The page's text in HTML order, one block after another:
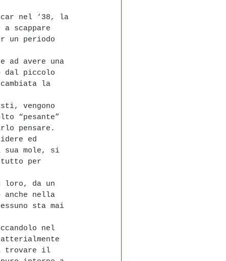
nel ‘38, la
scappare
un periodo
ad avere una
dal piccolo
la
vengono
“pesante”
pensare.
ed
sua mole, si
per
loro, da un
anche nella
sta mai
nel
trovare il